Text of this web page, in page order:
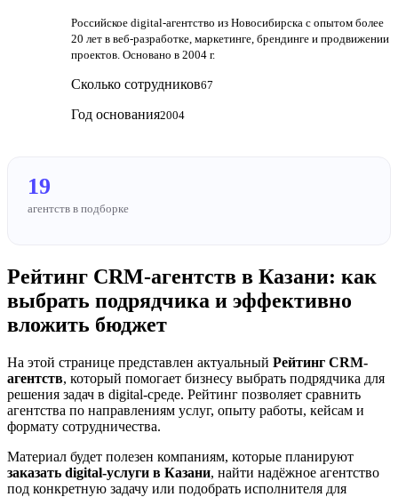
Российское digital-агентство из Новосибирска с опытом более
20 лет в веб-разработке, маркетинге, брендинге и продвижении
проектов. Основано в 2004 г.
Сколько сотрудников67
Год основания2004
19
агентств в подборке
Рейтинг CRM-агентств в Казани: как
выбрать подрядчика и эффективно
вложить бюджет
На этой странице представлен актуальный Рейтинг CRM-
агентств, который помогает бизнесу выбрать подрядчика для
решения задач в digital-среде. Рейтинг позволяет сравнить
агентства по направлениям услуг, опыту работы, кейсам и
формату сотрудничества.
Материал будет полезен компаниям, которые планируют
заказать digital-услуги в Казани, найти надёжное агентство
под конкретную задачу или подобрать исполнителя для